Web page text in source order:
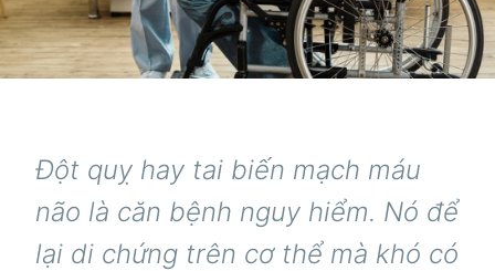
Đột quỵ hay tai biến mạch máu
não là căn bệnh nguy hiểm. Nó để
lại di chứng trên cơ thể mà khó có